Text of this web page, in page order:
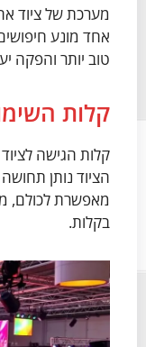
מערכת של ציוד
אחד מונע
טוב יותר והפקה
קלות
קלות הגישה
הציוד נותן
מאפשרת לכולם,
בקלות.